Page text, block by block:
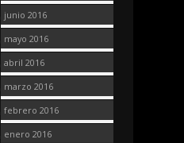
junio 2016
mayo 2016
abril 2016
marzo 2016
febrero 2016
enero 2016